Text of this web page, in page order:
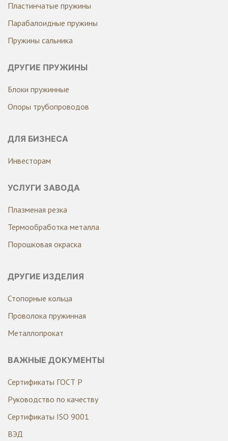
Пластинчатые пружины
Парабалоидные пружины
Пружины сальника
ДРУГИЕ ПРУЖИНЫ
Блоки пружинные
Опоры трубопроводов
ДЛЯ БИЗНЕСА
Инвесторам
УСЛУГИ ЗАВОДА
Плазменая резка
Термообработка металла
Порошковая окраска
ДРУГИЕ ИЗДЕЛИЯ
Стопорные кольца
Проволока пружинная
Металлопрокат
ВАЖНЫЕ ДОКУМЕНТЫ
Сертификаты ГОСТ Р
Руководство по качеству
Сертификаты ISO 9001
ВЭД